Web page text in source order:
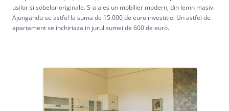
usilor si sobelor originale. S-a ales un mobilier modern, din lemn masiv.
Ajungandu-se astfel la suma de 15.000 de euro investitie. Un astfel de
apartament se inchiriaza in jurul sumei de 600 de euro.